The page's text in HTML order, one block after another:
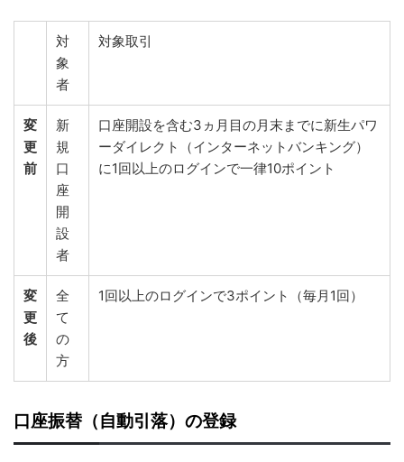
対
象
者
対象取引
変
更
前
新
規
口
座
開
設
者
口座開設を含む3ヵ月目の月末までに新生パワ
ーダイレクト（インターネットバンキング）
に1回以上のログインで一律10ポイント
変
更
後
全
て
の
方
1回以上のログインで3ポイント（毎月1回）
口座振替（自動引落）の登録